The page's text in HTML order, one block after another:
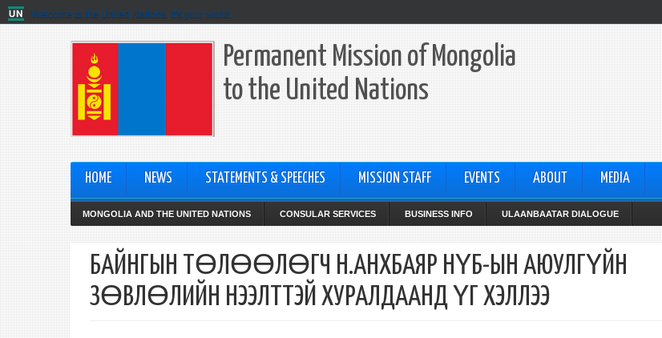
Welcome to the United Nations. It's your world.
Permanent Mission of Mongolia
to the United Nations
HOME NEWS STATEMENTS & SPEECHES MISSION STAFF EVENTS ABOUT MEDIA
MONGOLIA AND THE UNITED NATIONS CONSULAR SERVICES BUSINESS INFO ULAANBAATAR DIALOGUE
БАЙНГЫН ТӨЛӨӨЛӨГЧ Н.АНХБАЯР НҮБ-ЫН АЮУЛГҮЙН
ЗӨВЛӨЛИЙН НЭЭЛТТЭЙ ХУРАЛДААНД ҮГ ХЭЛЛЭЭ